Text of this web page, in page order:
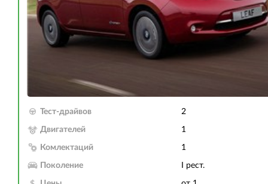
Тест-драйвов 2
Двигателей 1
Комлектаций 1
Поколение I рест.